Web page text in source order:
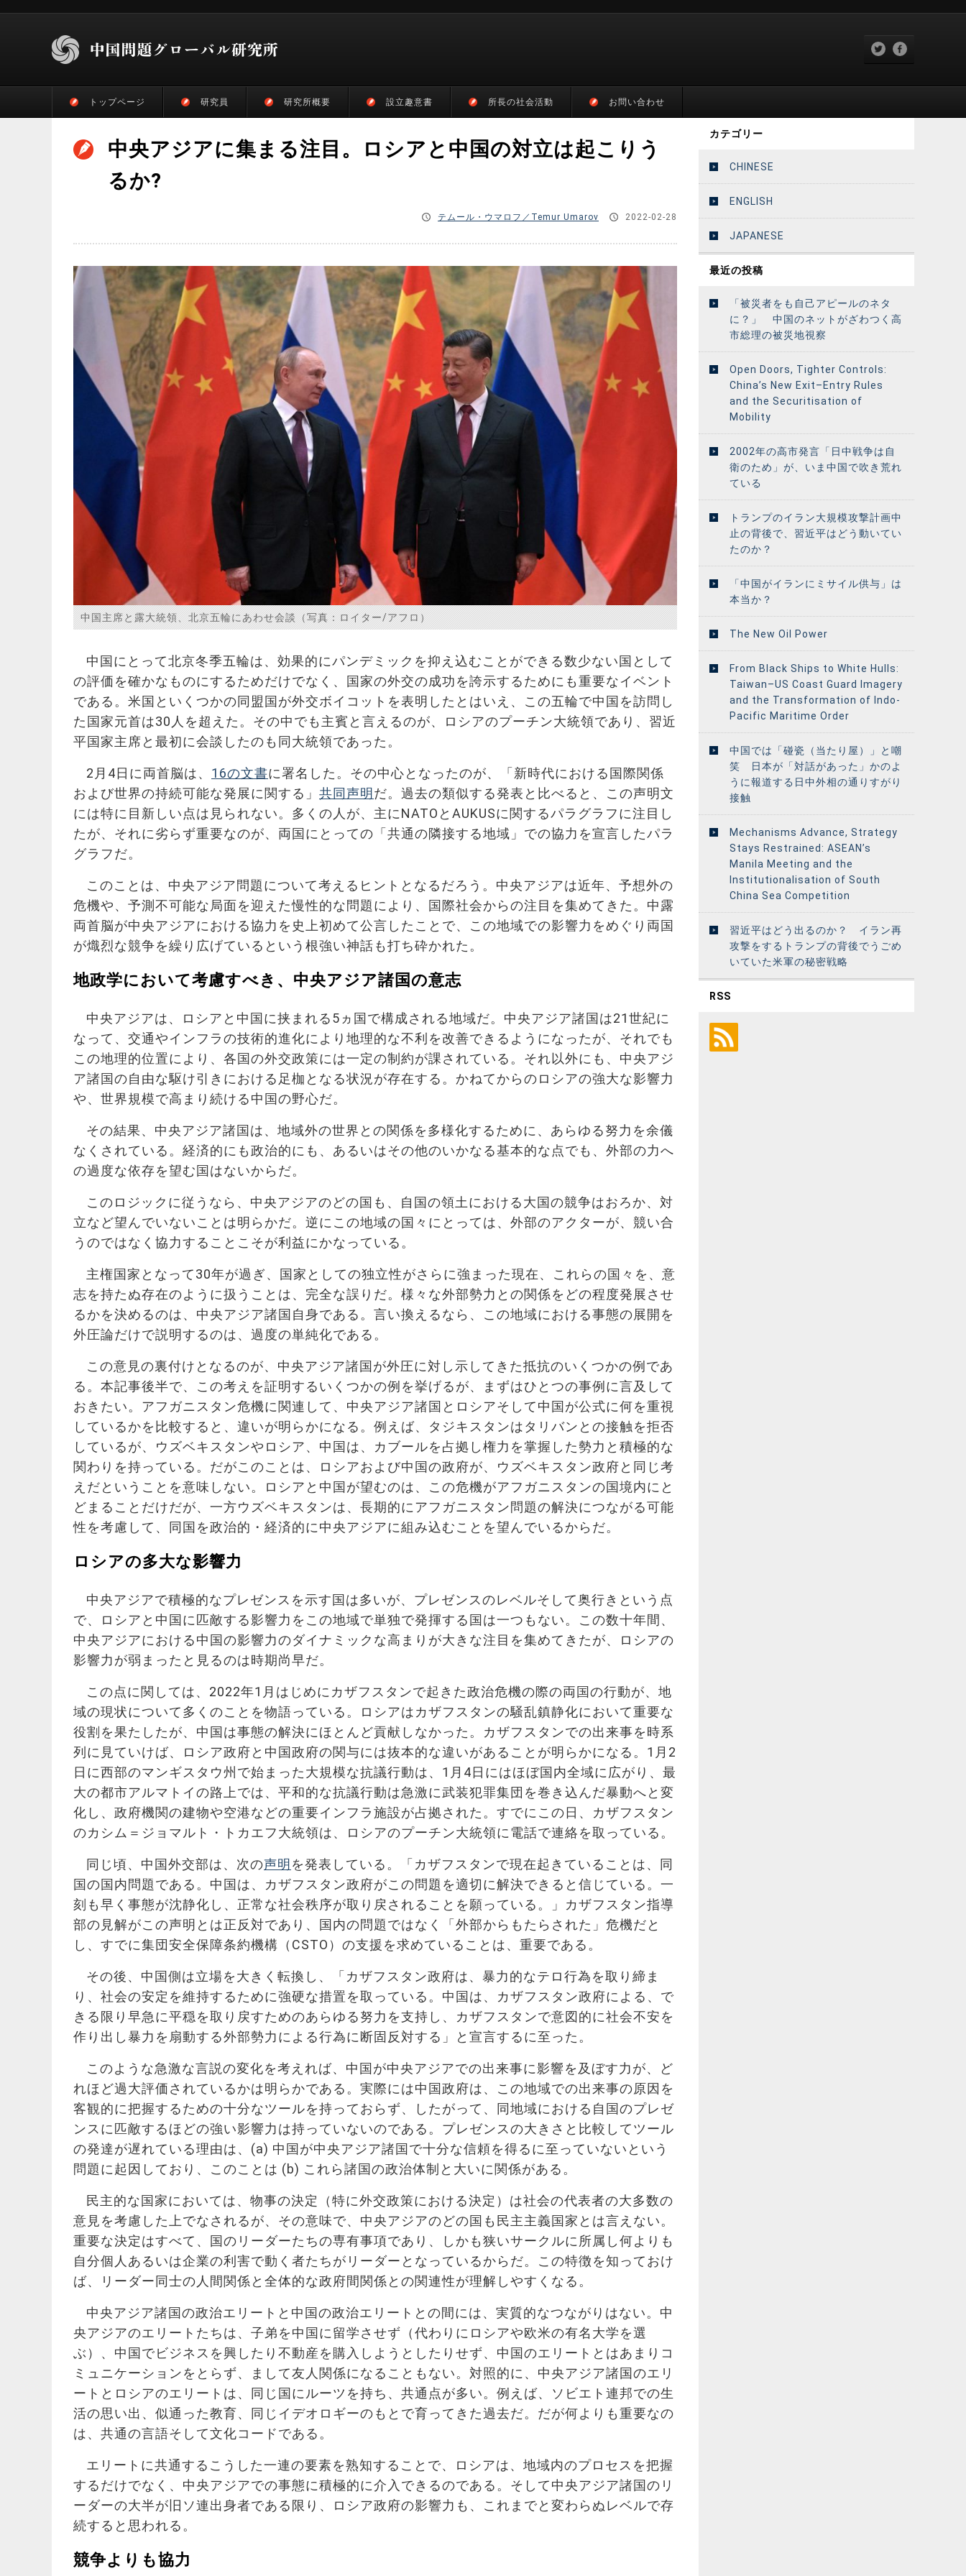
トップページ 研究員 研究所概要 設立趣意書 所長の社会活動 お問い合わせ
中央アジアに集まる注目。ロシアと中国の対立は起こりう
るか?
テムール・ウマロフ／Temur Umarov 2022-02-28
中国主席と露大統領、北京五輪にあわせ会談（写真：ロイター/アフロ）
中国にとって北京冬季五輪は、効果的にパンデミックを抑え込むことができる数少ない国として
の評価を確かなものにするためだけでなく、国家の外交の成功を誇示するためにも重要なイベント
である。米国といくつかの同盟国が外交ボイコットを表明したとはいえ、この五輪で中国を訪問し
た国家元首は30人を超えた。その中でも主賓と言えるのが、ロシアのプーチン大統領であり、習近
平国家主席と最初に会談したのも同大統領であった。
2月4日に両首脳は、 16の文書に署名した。その中心となったのが、「新時代における国際関係
および世界の持続可能な発展に関する」 共同声明 だ。過去の類似する発表と比べると、この声明文
には特に目新しい点は見られない。多くの人が、主にNATOとAUKUSに関するパラグラフに注目し
たが、それに劣らず重要なのが、両国にとっての「共通の隣接する地域」での協力を宣言したパラ
グラフだ。
このことは、中央アジア問題について考えるヒントとなるだろう。中央アジアは近年、予想外の
危機や、予測不可能な局面を迎えた慢性的な問題により、国際社会からの注目を集めてきた。中露
両首脳が中央アジアにおける協力を史上初めて公言したことで、この地域での影響力をめぐり両国
が熾烈な競争を繰り広げているという根強い神話も打ち砕かれた。
地政学において考慮すべき、中央アジア諸国の意志
中央アジアは、ロシアと中国に挟まれる5ヵ国で構成される地域だ。中央アジア諸国は21世紀に
なって、交通やインフラの技術的進化により地理的な不利を改善できるようになったが、それでも
この地理的位置により、各国の外交政策には一定の制約が課されている。それ以外にも、中央アジ
ア諸国の自由な駆け引きにおける足枷となる状況が存在する。かねてからのロシアの強大な影響力
や、世界規模で高まり続ける中国の野心だ。
その結果、中央アジア諸国は、地域外の世界との関係を多様化するために、あらゆる努力を余儀
なくされている。経済的にも政治的にも、あるいはその他のいかなる基本的な点でも、外部の力へ
の過度な依存を望む国はないからだ。
このロジックに従うなら、中央アジアのどの国も、自国の領土における大国の競争はおろか、対
立など望んでいないことは明らかだ。逆にこの地域の国々にとっては、外部のアクターが、競い合
うのではなく協力することこそが利益にかなっている。
主権国家となって30年が過ぎ、国家としての独立性がさらに強まった現在、これらの国々を、意
志を持たぬ存在のように扱うことは、完全な誤りだ。 様々な外部勢力 との関係をどの程度発展させ
るかを決めるのは、中央アジア諸国自身である。言い換えるなら、この地域における事態の展開を
外圧論だけで説明するのは、過度の単純化である。
この意見の裏付けとなるのが、中央アジア諸国が外圧に対し示してきた抵抗のいくつかの例であ
る。本記事後半で、この考えを証明するいくつかの例を挙げるが、まずはひとつの事例に言及して
おきたい。アフガニスタン危機に関連して、中央アジア諸国とロシアそして中国が公式に何を重視
しているかを比較すると、違いが明らかになる。例えば、タジキスタンはタリバンとの接触を拒否
しているが、ウズベキスタンやロシア、中国は、カブールを占拠し権力を掌握した勢力と積極的な
関わりを持っている。だがこのことは、ロシアおよび中国の政府が、ウズベキスタン政府と同じ考
えだということを意味しない。ロシアと中国が望むのは、この危機がアフガニスタンの国境内にと
どまることだけだが、一方ウズベキスタンは、長期的にアフガニスタン問題の解決につながる可能
性を考慮して、同国を政治的・経済的に中央アジアに組み込むことを望んでいるからだ。
ロシアの多大な影響力
中央アジアで積極的なプレゼンスを示す国は多いが、プレゼンスのレベルそして奥行きという点
で、ロシアと中国に匹敵する影響力をこの地域で単独で発揮する国は一つもない。この数十年間、
中央アジアにおける中国の影響力のダイナミックな高まりが大きな注目を集めてきたが、ロシアの
影響力が弱まったと見るのは時期尚早だ。
この点に関しては、2022年1月はじめにカザフスタンで起きた政治危機の際の両国の行動が、地
域の現状について多くのことを物語っている。ロシアはカザフスタンの騒乱鎮静化において重要な
役割を果たしたが、中国は事態の解決にほとんど貢献しなかった。カザフスタンでの出来事を時系
列に見ていけば、ロシア政府と中国政府の関与には抜本的な違いがあることが明らかになる。1月2
日に西部のマンギスタウ州で始まった大規模な抗議行動は、1月4日にはほぼ国内全域に広がり、最
大の都市アルマトイの路上では、平和的な抗議行動は急激に武装犯罪集団を巻き込んだ暴動へと変
化し、政府機関の建物や空港などの重要インフラ施設が占拠された。すでにこの日、カザフスタン
のカシム＝ジョマルト・トカエフ大統領は、ロシアのプーチン大統領に電話で連絡を取っている。
同じ頃、中国外交部は、次の声明 を発表している。「カザフスタンで現在起きていることは、同
国の国内問題である。中国は、カザフスタン政府がこの問題を適切に解決できると信じている。一
刻も早く事態が沈静化し、正常な社会秩序が取り戻されることを願っている。」カザフスタン指導
部の見解がこの声明とは正反対であり、国内の問題ではなく
「外部からもたらされた 」 危機だと
し、すでに集団安全保障条約機構（CSTO）の支援を求めていることは、重要である。
その後、中国側は立場を大きく転換し、「カザフスタン政府は、暴力的なテロ行為を取り締ま
り、社会の安定を維持するために強硬な措置を取っている。中国は、カザフスタン政府による、で
きる限り早急に平穏を取り戻すためのあらゆる努力を支持し、カザフスタンで意図的に社会不安を
作り出し暴力を扇動する外部勢力による行為に断固反対する」と宣言するに至った。
このような急激な言説の変化を考えれば、中国が中央アジアでの出来事に影響を及ぼす力が、ど
れほど過大評価されているかは明らかである。実際には中国政府は、この地域での出来事の原因を
客観的に把握するための十分なツールを持っておらず、したがって、同地域における自国のプレゼ
ンスに匹敵するほどの強い影響力は持っていないのである。プレゼンスの大きさと比較してツール
の発達が遅れている理由は、(a) 中国が中央アジア諸国で十分な信頼を得るに至っていないという
問題に起因しており、このことは (b) これら諸国の政治体制と大いに関係がある。
民主的な国家においては、物事の決定（特に外交政策における決定）は社会の代表者の大多数の
意見を考慮した上でなされるが、その意味で、中央アジアのどの国も民主主義国家とは言えない。
重要な決定はすべて、国のリーダーたちの専有事項であり、しかも狭いサークルに所属し何よりも
自分個人あるいは企業の利害で動く者たちがリーダーとなっているからだ。この特徴を知っておけ
ば、リーダー同士の人間関係と全体的な政府間関係との関連性が理解しやすくなる。
中央アジア諸国の政治エリートと中国の政治エリートとの間には、実質的なつながりはない。中
央アジアのエリートたちは、子弟を中国に留学させず（代わりにロシアや欧米の有名大学を選
ぶ）、中国でビジネスを興したり不動産を購入しようとしたりせず、中国のエリートとはあまりコ
ミュニケーションをとらず、まして友人関係になることもない。対照的に、中央アジア諸国のエリ
ートとロシアのエリートは、同じ国にルーツを持ち、共通点が多い。例えば、ソビエト連邦での生
活の思い出、似通った教育、同じイデオロギーのもとで育ってきた過去だ。だが何よりも重要なの
は、共通の言語そして文化コードである。
エリートに共通するこうした一連の要素を熟知することで、ロシアは、地域内のプロセスを把握
するだけでなく、中央アジアでの事態に積極的に介入できるのである。そして中央アジア諸国のリ
ーダーの大半が旧ソ連出身者である限り、ロシア政府の影響力も、これまでと変わらぬレベルで存
続すると思われる。
競争よりも協力
カテゴリー
CHINESE
ENGLISH
JAPANESE
最近の投稿
「被災者をも自己アピールのネタ
に？」 中国のネットがざわつく高
市総理の被災地視察
Open Doors, Tighter Controls:
China’s New Exit–Entry Rules
and the Securitisation of
Mobility
2002年の高市発言「日中戦争は自
衛のため」が、いま中国で吹き荒れ
ている
トランプのイラン大規模攻撃計画中
止の背後で、習近平はどう動いてい
たのか？
「中国がイランにミサイル供与」は
本当か？
The New Oil Power
From Black Ships to White Hulls:
Taiwan–US Coast Guard Imagery
and the Transformation of Indo-
Pacific Maritime Order
中国では「碰瓷（当たり屋）」と嘲
笑 日本が「対話があった」かのよ
うに報道する日中外相の通りすがり
接触
Mechanisms Advance, Strategy
Stays Restrained: ASEAN’s
Manila Meeting and the
Institutionalisation of South
China Sea Competition
習近平はどう出るのか？ イラン再
攻撃をするトランプの背後でうごめ
いていた米軍の秘密戦略
RSS